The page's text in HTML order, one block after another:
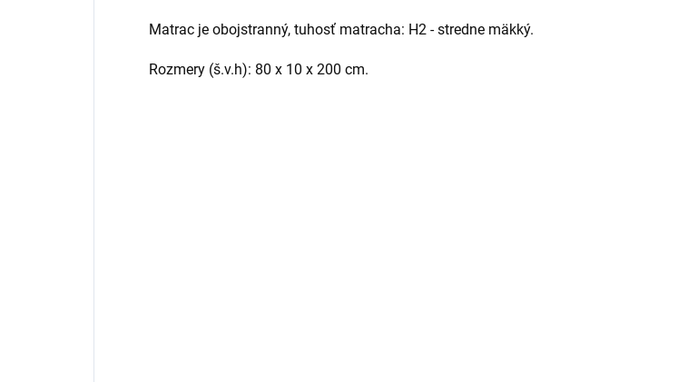
Matrac je obojstranný, tuhosť matracha: H2 - stredne mäkký.
Rozmery (š.v.h): 80 x 10 x 200 cm.